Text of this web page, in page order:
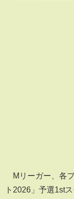
Mリーガー、各
ト2026」予選1st